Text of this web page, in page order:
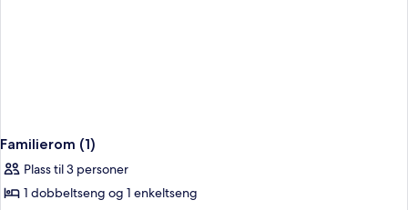
Familierom (1)
Plass til 3 personer
1 dobbeltseng og 1 enkeltseng